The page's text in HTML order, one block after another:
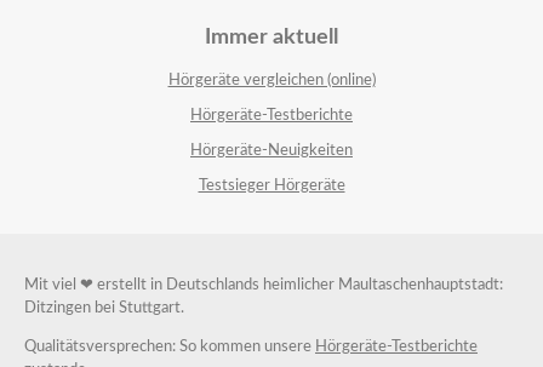
Immer aktuell
Hörgeräte vergleichen (online)
Hörgeräte-Testberichte
Hörgeräte-Neuigkeiten
Testsieger Hörgeräte
Mit viel ❤ erstellt in Deutschlands heimlicher Maultaschenhauptstadt:
Ditzingen bei Stuttgart.
Qualitätsversprechen: So kommen unsere Hörgeräte-Testberichte